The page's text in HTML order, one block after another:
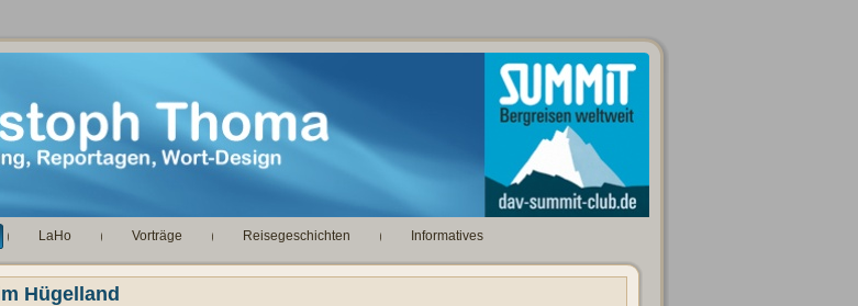
LaHo Vorträge Reisegeschichten Informatives
Hügelland